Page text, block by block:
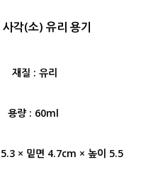
사각(소) 유리 용기
재질 : 유리
용량 : 60ml
× 밑면 4.7cm × 높이 5.5